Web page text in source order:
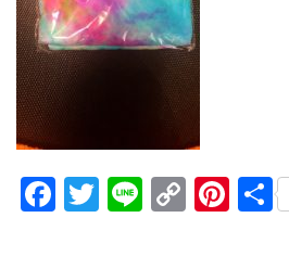
Facebook
Twitter
LineCopy 共